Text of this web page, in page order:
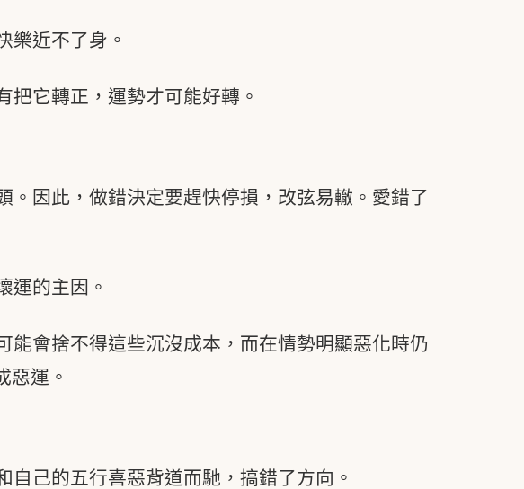
樂近不了身。
它轉正，運勢才可能好轉。
因此，做錯決定要趕快停損，改弦易轍。愛錯了
運的主因。
能會捨不得這些沉沒成本，而在情勢明顯惡化時仍
惡運。
己的五行喜惡背道而馳，搞錯了方向。